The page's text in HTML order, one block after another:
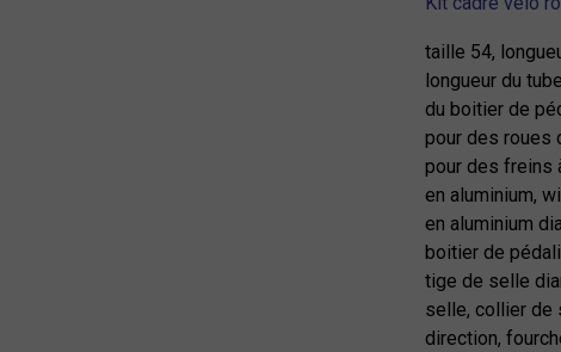
taille 54,
longueur du
du boitier de
pour des roues
pour des freins
en aluminium,
en aluminium
boitier de
tige de selle
selle, collier de
direction,